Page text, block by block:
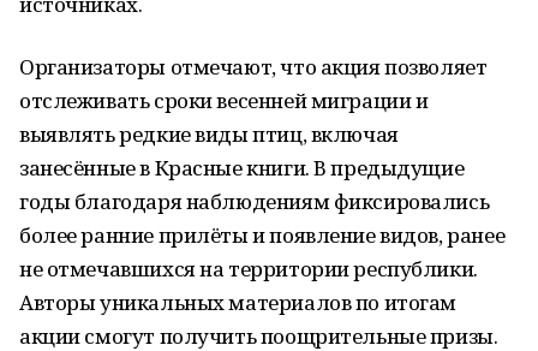
Организаторы отмечают, что акция позволяет
отслеживать сроки весенней миграции и
выявлять редкие виды птиц, включая
занесённые в Красные книги. В предыдущие
годы благодаря наблюдениям фиксировались
более ранние прилёты и появление видов, ранее
не отмечавшихся на территории республики.
Авторы уникальных материалов по итогам
акции смогут получить поощрительные призы.